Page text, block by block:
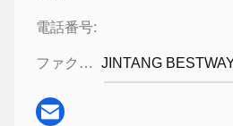
電話番号:
ファクシミリ: JINTANG